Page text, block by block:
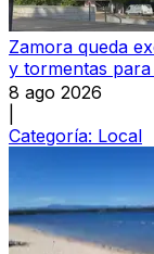
Zamora queda
y tormentas para
8 ago 2026
Categoría: Local